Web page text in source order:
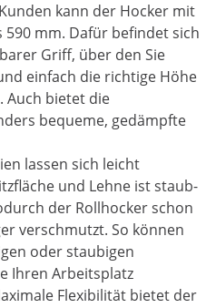
kann der Hocker mit
590 mm. Dafür befindet sich
Griff, über den Sie
einfach die richtige Höhe
Auch bietet die
bequeme, gedämpfte
lassen sich leicht
und Lehne ist staub-
der Rollhocker schon
verschmutzt. So können
oder staubigen
Ihren Arbeitsplatz
Flexibilität bietet der